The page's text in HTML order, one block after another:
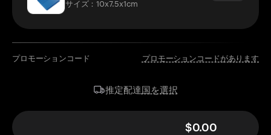
サイズ：10x7.5x1cm
プロモーションコード プロモーションコードがあります
推定配達国を選択
$0.00